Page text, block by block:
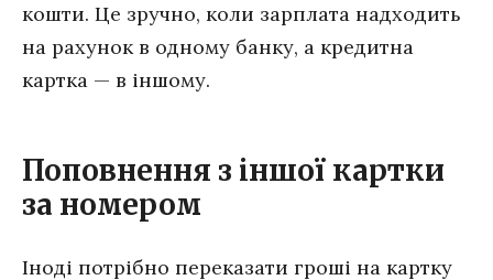
кошти. Це зручно, коли зарплата надходить
на рахунок в одному банку, а кредитна
картка — в іншому.
Поповнення з іншої картки
за номером
Іноді потрібно переказати гроші на картку